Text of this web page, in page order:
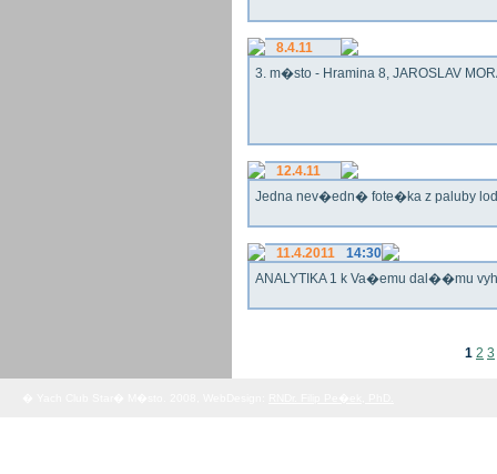
8.4.11
3. m�sto - Hramina 8, JAROSLAV
12.4.11
Jedna nev�edn� fote�ka z paluby
11.4.2011
14:30
ANALYTIKA 1 k Va�emu dal��mu
1 2 3